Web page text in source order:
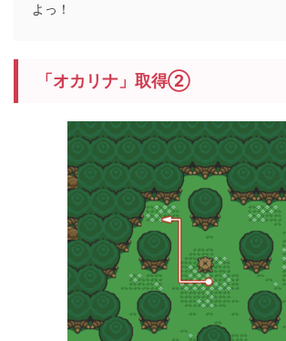
よっ！
「オカリナ」取得②